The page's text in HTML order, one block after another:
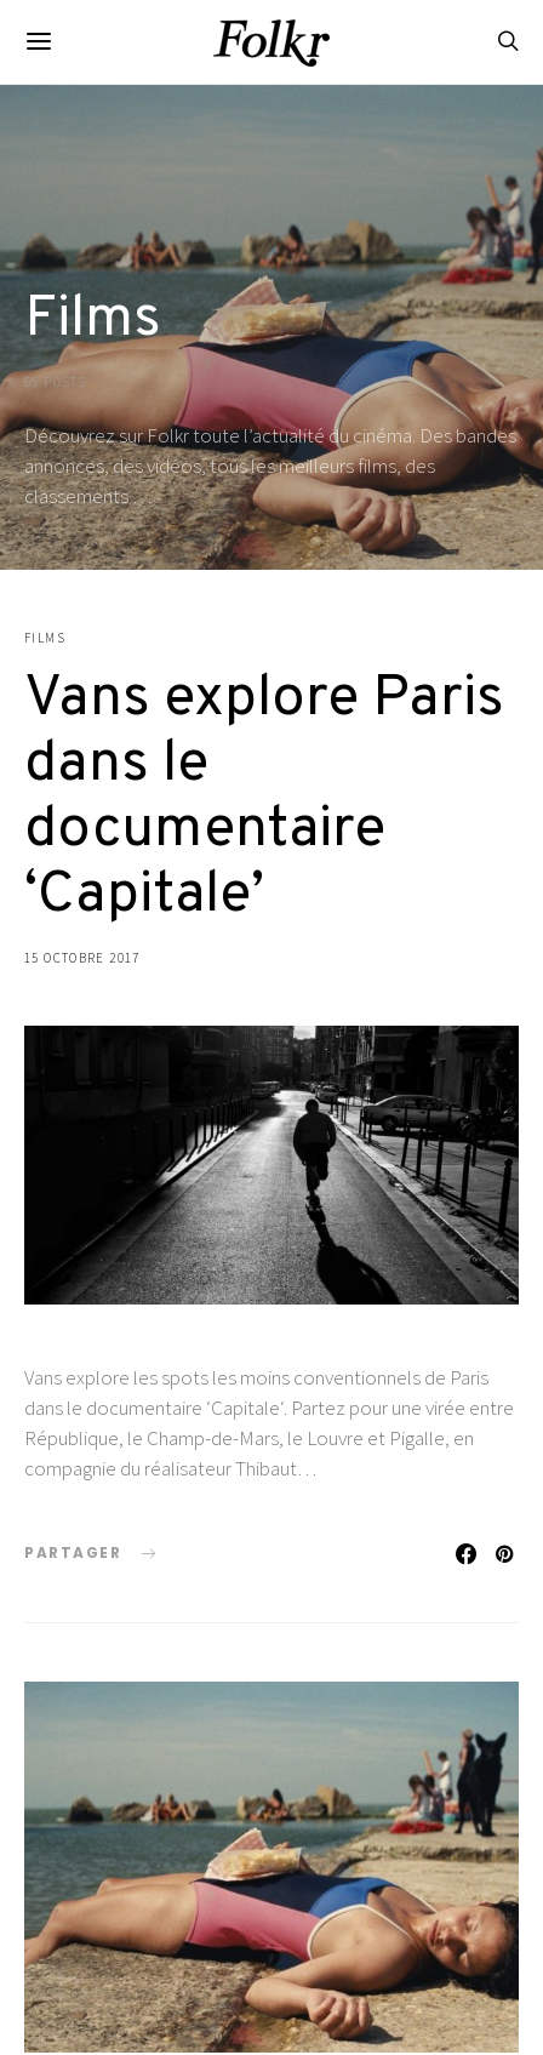
Films
65 POSTS
Découvrez sur Folkr toute l’actualité du cinéma. Des bandes
annonces, des vidéos, tous les meilleurs films, des
classements …
FILMS
Vans explore Paris
dans le
documentaire
‘Capitale’
15 OCTOBRE 2017
Vans explore les spots les moins conventionnels de Paris
dans le documentaire ‘Capitale‘. Partez pour une virée entre
République, le Champ-de-Mars, le Louvre et Pigalle, en
compagnie du réalisateur Thibaut…
PARTAGER